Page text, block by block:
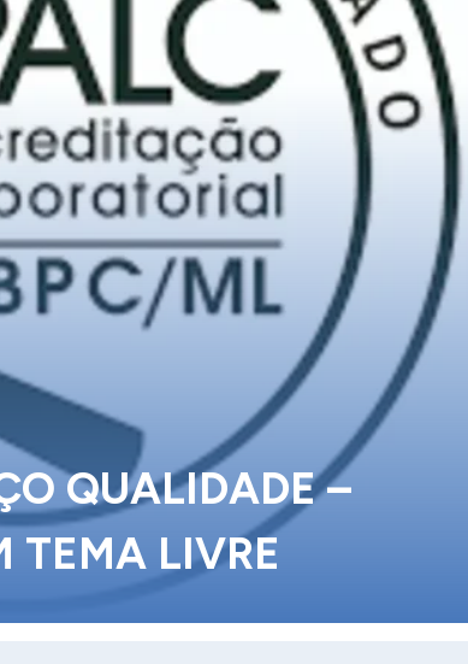
QUALIDADE –
TEMA LIVRE